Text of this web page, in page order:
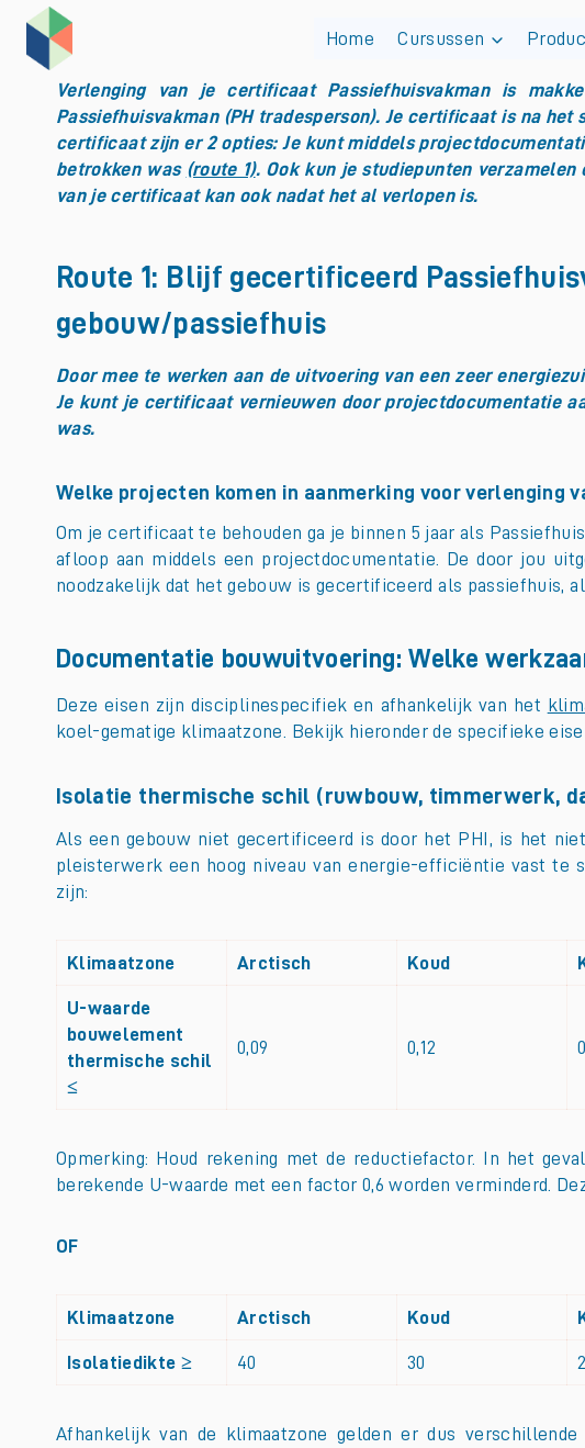
Doorgaan
inhoud
Home Cursussen
Verlenging van je certificaat Passiefhuisvakman is
Passiefhuisvakman (PH tradesperson). Je certificaat is na
certificaat zijn er 2 opties: Je kunt middels
betrokken was (route 1). Ook kun je studiepunten
van je certificaat kan ook nadat het al verlopen is.
Route 1: Blijf gecertificeerd
gebouw/passiefhuis
Door mee te werken aan de uitvoering van een zeer
Je kunt je certificaat vernieuwen door projectdocumentatie
was.
Welke projecten komen in aanmerking voor verlenging
Om je certificaat te behouden ga je binnen 5 jaar als
afloop aan middels een projectdocumentatie. De door jou
noodzakelijk dat het gebouw is gecertificeerd als passiefhuis,
Documentatie bouwuitvoering: Welke
Deze eisen zijn disciplinespecifiek en afhankelijk van het
koel-gematige klimaatzone. Bekijk hieronder de specifieke
Isolatie thermische schil (ruwbouw, timmerwerk,
Als een gebouw niet gecertificeerd is door het PHI, is het
pleisterwerk een hoog niveau van energie-efficiëntie vast te
zijn:
Klimaatzone Arctisch Koud
U-waarde
bouwelement
thermische schil
≤
0,09 0,12
Opmerking: Houd rekening met de reductiefactor. In het
berekende U-waarde met een factor 0,6 worden verminderd.
OF
Klimaatzone Arctisch Koud
Isolatiedikte ≥ 40 30
Afhankelijk van de klimaatzone gelden er dus